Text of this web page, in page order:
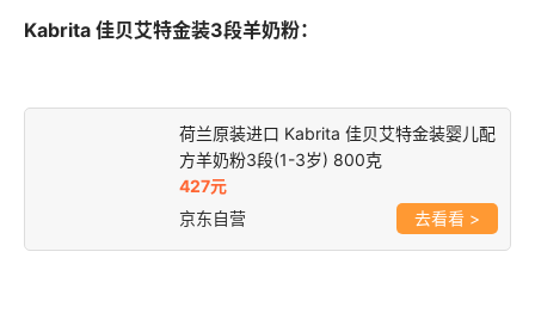
Kabrita 佳贝艾特金装3段羊奶粉：
荷兰原装进口 Kabrita 佳贝艾特金装婴儿配
方羊奶粉3段(1-3岁) 800克
427元
京东自营
>